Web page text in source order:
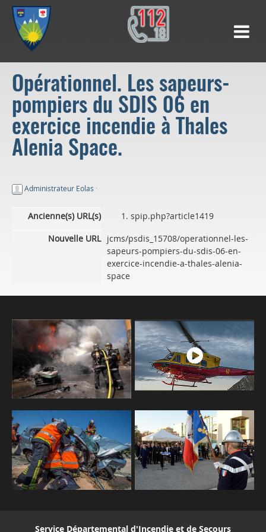
Opérationnel. Les sapeurs-
pompiers du SDIS 06 en
exercice incendie à Thales
Alenia Space.
Administrateur Eolas ·
Ancienne(s) URL(s)
spip.php?article1419
Nouvelle URL jcms/psdis_15708/operationnel-les-
sapeurs-pompiers-du-sdis-06-en-
exercice-incendie-a-thales-alenia-
space
Service Départemental d'Incendie et de Secours